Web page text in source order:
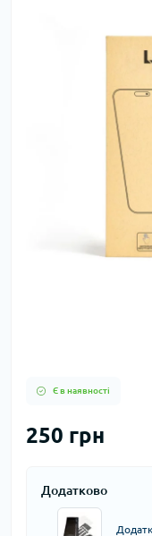
Є в наявності
250 грн
Додатково